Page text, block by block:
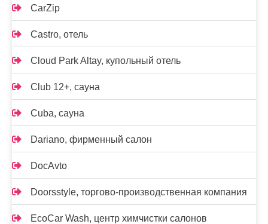
CarZip
Castro, отель
Cloud Park Altay, купольный отель
Club 12+, сауна
Cuba, сауна
Dariano, фирменный салон
DocAvto
Doorsstyle, торгово-производственная компания
EcoCar Wash, центр химчистки салонов